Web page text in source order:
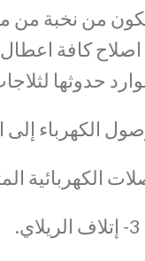
من نخبة من
كافة
حدوثها
3- إتلاف الريلاي.